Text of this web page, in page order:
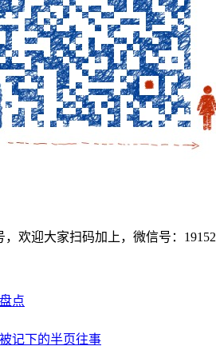
欢迎大家扫码加上，微信号：
点
记下的半页往事